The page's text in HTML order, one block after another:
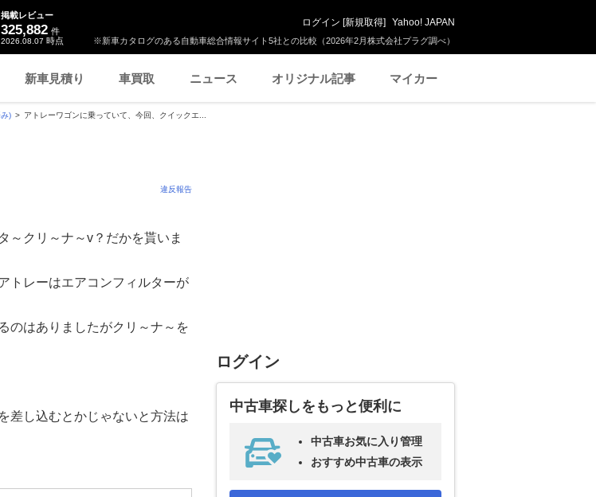
※新車カタログのある自動車総合情報サイト5社との比較（2026年2月株式会社プラグ調べ）
掲載レビュー
325,882 件
2026.08.07 時点
ログイン [新規取得] Yahoo! JAPAN
新車見積り 車買取 ニュース オリジナル記事 マイカー
) アトレーワゴンに乗っていて、今回、クイックエ...
違反報告
～クリ～ナ～v？だかを貰いま
トレーはエアコンフィルターが
のはありましたがクリ～ナ～を
差し込むとかじゃないと方法は
ログイン
中古車探しをもっと便利に
中古車お気に入り管理
おすすめ中古車の表示